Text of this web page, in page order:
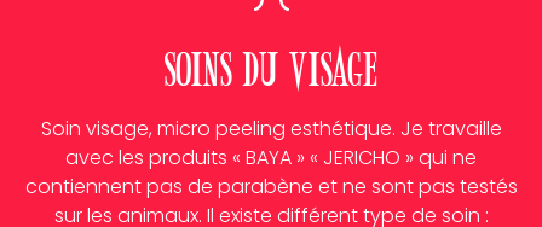
Soins du visage
Soin visage, micro peeling esthétique. Je travaille
avec les produits « BAYA » « JERICHO » qui ne
contiennent pas de parabène et ne sont pas testés
sur les animaux. Il existe différent type de soin :